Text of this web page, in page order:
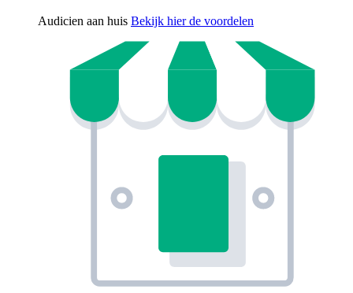
Audicien aan huis Bekijk hier de voordelen